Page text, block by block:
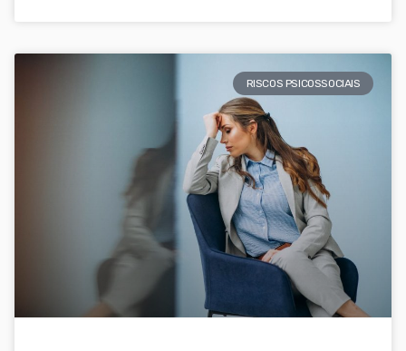
RISCOS PSICOSSOCIAIS